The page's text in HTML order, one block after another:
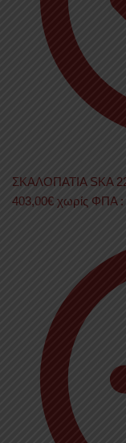
ΣΚΑΛΟΠΑΤΙΑ SKA
403,00€ χωρίς ΦΠΑ :